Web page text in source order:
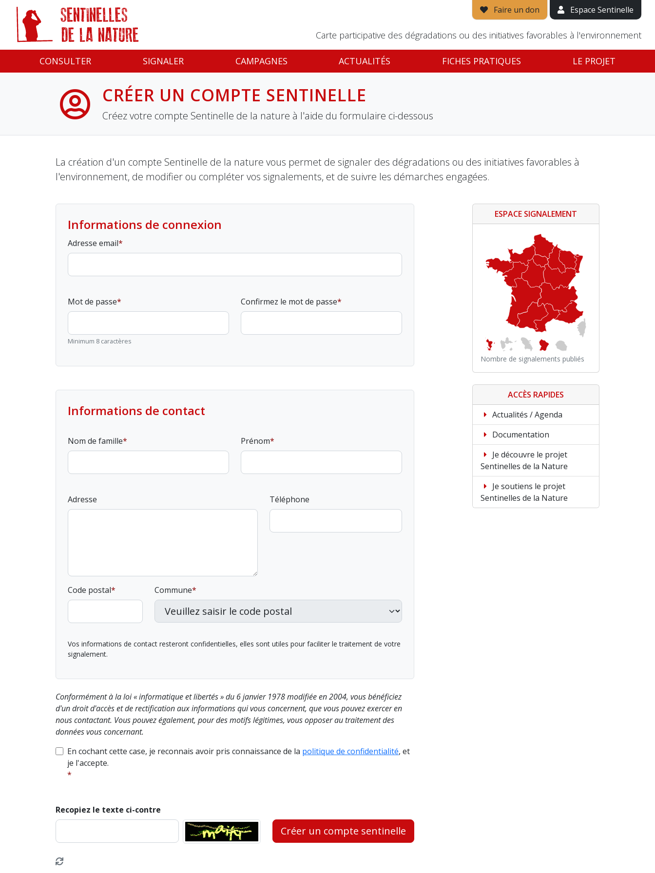
Faire un don Espace Sentinelle
Carte participative des dégradations ou des initiatives favorables à l'environnement
CONSULTER SIGNALER CAMPAGNES ACTUALITÉS FICHES PRATIQUES LE PROJET
CRÉER UN COMPTE SENTINELLE
Créez votre compte Sentinelle de la nature à l'aide du formulaire ci-dessous
La création d'un compte Sentinelle de la nature vous permet de signaler des dégradations ou des initiatives favorables à
l'environnement, de modifier ou compléter vos signalements, et de suivre les démarches engagées.
Informations de connexion
Adresse email
Mot de passe
Minimum 8 caractères
Confirmez le mot de passe
Informations de contact
Nom de famille Prénom
Adresse Téléphone
Code postal Commune
Vos informations de contact resteront confidentielles, elles sont utiles pour faciliter le traitement de votre
signalement.
Conformément à la loi « informatique et libertés » du 6 janvier 1978 modifiée en 2004, vous bénéficiez
d'un droit d'accès et de rectification aux informations qui vous concernent, que vous pouvez exercer en
nous contactant. Vous pouvez également, pour des motifs légitimes, vous opposer au traitement des
données vous concernant.
En cochant cette case, je reconnais avoir pris connaissance de la politique de confidentialité, et
je l'accepte.
Recopiez le texte ci-contre
Créer un compte sentinelle
ESPACE SIGNALEMENT
Nombre de signalements publiés
ACCÈS RAPIDES
Actualités / Agenda
Documentation
Je découvre le projet
Sentinelles de la Nature
Je soutiens le projet
Sentinelles de la Nature
Panneau de gestion des cookies